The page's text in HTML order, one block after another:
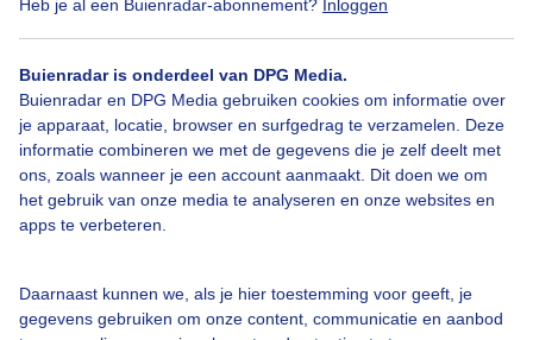
Heb je al een Buienradar-abonnement? Inloggen
Buienradar is onderdeel van DPG Media.
Buienradar en DPG Media gebruiken cookies om informatie over
je apparaat, locatie, browser en surfgedrag te verzamelen. Deze
informatie combineren we met de gegevens die je zelf deelt met
ons, zoals wanneer je een account aanmaakt. Dit doen we om
het gebruik van onze media te analyseren en onze websites en
apps te verbeteren.
Daarnaast kunnen we, als je hier toestemming voor geeft, je
gegevens gebruiken om onze content, communicatie en aanbod
Blauwelucht Natuur Bergcentaurie
Bekijk slideshow